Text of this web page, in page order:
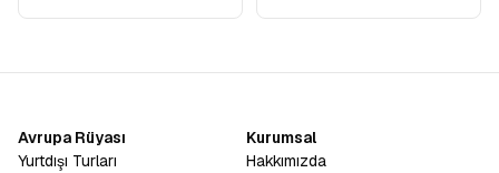
Avrupa Rüyası
Yurtdışı Turları
Kurumsal
Hakkımızda